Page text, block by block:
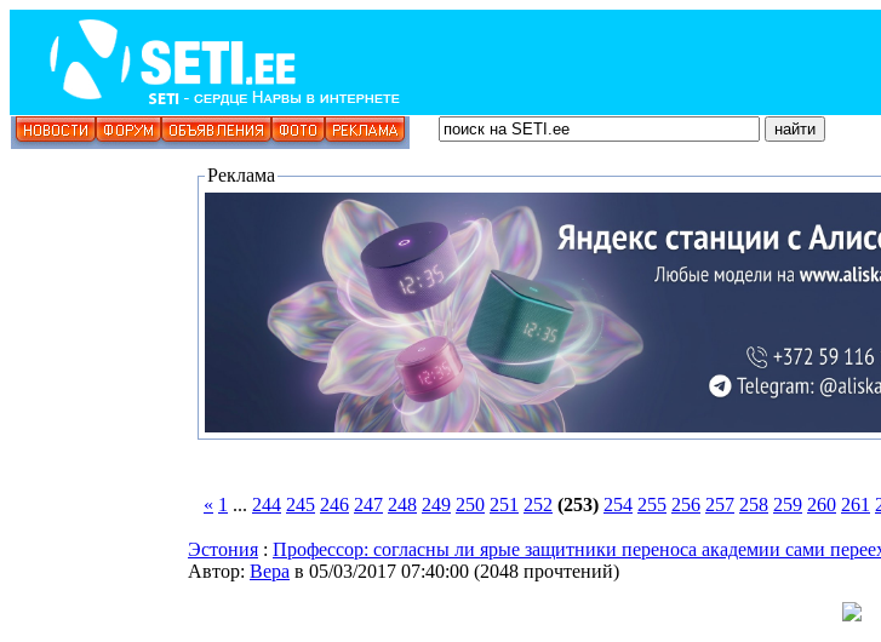
Реклама
« 1 ... 244 245 246 247 248 249 250 251 252 (253) 254 255 256 257 258 259 260 261
Эстония : Профессор: согласны ли ярые защитники переноса академии сами
Автор: Bepa в 05/03/2017 07:40:00 (2048 прочтений)